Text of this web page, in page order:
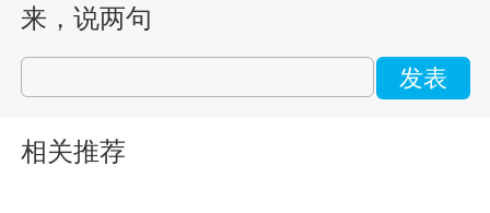
来，说两句
发表
相关推荐